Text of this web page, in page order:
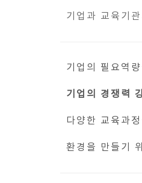
기업과 교육기
기업의 필요역
기업의 경쟁력
다양한 교육과
환경을 만들기